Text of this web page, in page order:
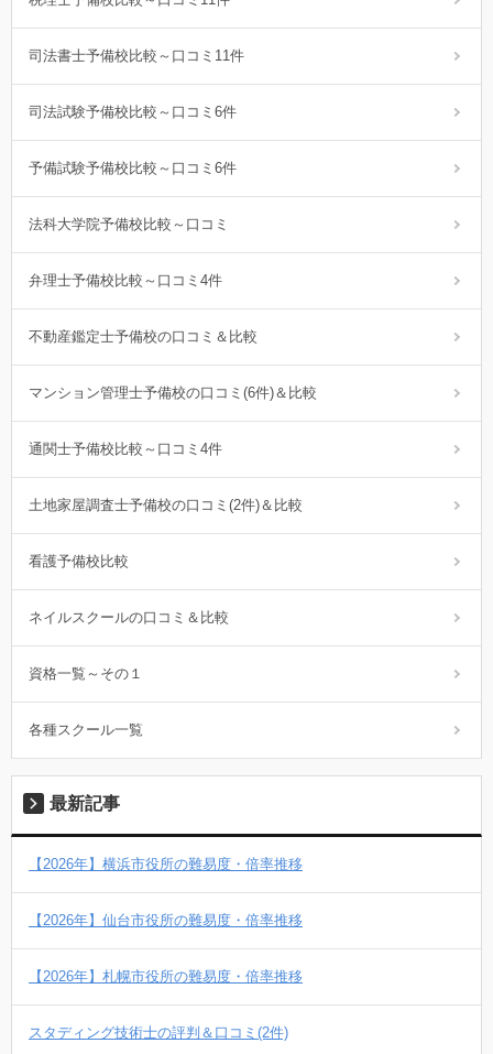
司法書士予備校比較～口コミ11件
司法試験予備校比較～口コミ6件
予備試験予備校比較～口コミ6件
法科大学院予備校比較～口コミ
弁理士予備校比較～口コミ4件
不動産鑑定士予備校の口コミ＆比較
マンション管理士予備校の口コミ(6件)＆比較
通関士予備校比較～口コミ4件
土地家屋調査士予備校の口コミ(2件)＆比較
看護予備校比較
ネイルスクールの口コミ＆比較
資格一覧～その１
各種スクール一覧
最新記事
【2026年】横浜市役所の難易度・倍率推移
【2026年】仙台市役所の難易度・倍率推移
【2026年】札幌市役所の難易度・倍率推移
スタディング技術士の評判＆口コミ(2件)